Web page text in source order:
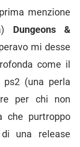
menzione
Dungeons &
mi desse
come il
(una perla
per chi non
che purtroppo
una release